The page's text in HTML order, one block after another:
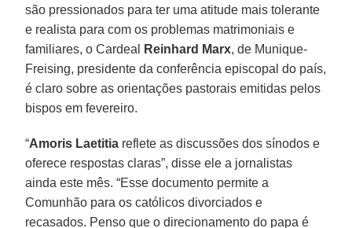
são pressionados para ter uma atitude mais tolerante
e realista para com os problemas matrimoniais e
familiares, o Cardeal
Reinhard Marx, de Munique-
Freising, presidente da conferência episcopal do país,
é claro sobre as orientações pastorais emitidas pelos
bispos em fevereiro.
“Amoris Laetitia reflete as discussões dos sínodos e
oferece respostas claras”, disse ele a jornalistas
ainda este mês. “Esse documento permite a
Comunhão para os católicos divorciados e
recasados. Penso que o direcionamento do papa é